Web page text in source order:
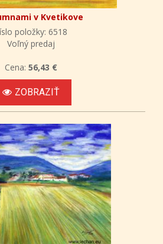
v Kvetikove
položky: 6518
Voľný predaj
Cena: 56,43 €
ZOBRAZIŤ